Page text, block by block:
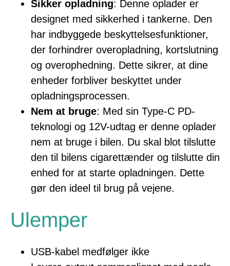
Sikker opladning: Denne oplader er
designet med sikkerhed i tankerne. Den
har indbyggede beskyttelsesfunktioner,
der forhindrer overopladning, kortslutning
og overophedning. Dette sikrer, at dine
enheder forbliver beskyttet under
opladningsprocessen.
Nem at bruge: Med sin Type-C PD-
teknologi og 12V-udtag er denne oplader
nem at bruge i bilen. Du skal blot tilslutte
den til bilens cigarettænder og tilslutte din
enhed for at starte opladningen. Dette
gør den ideel til brug på vejene.
Ulemper
USB-kabel medfølger ikke